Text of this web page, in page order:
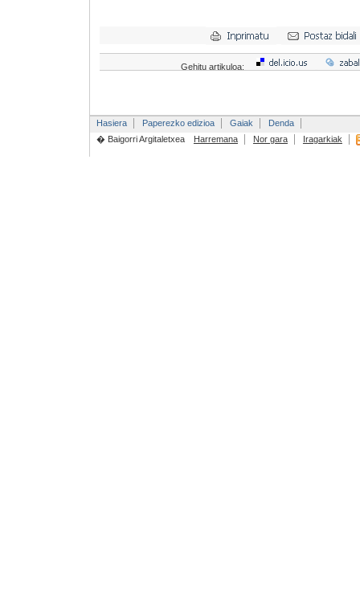
Gehitu artikuloa:
Hasiera Paperezko edizioa Gaiak
Denda
� Baigorri Argitaletxea
Harremana Nor gara Iragarkiak